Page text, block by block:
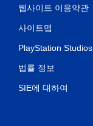
웹사이트 이용약관
사이트맵
PlayStation Studios
법률 정보
SIE에 대하여